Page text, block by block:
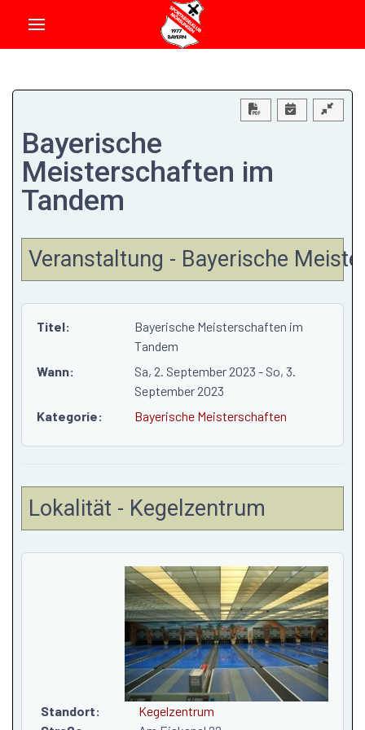
Download PDF
Bayerische
Meisterschaften im
Tandem
Veranstaltung - Bayerische
Titel:
Bayerische Meisterschaften im
Tandem
Wann:
Sa, 2. September 2023 - So, 3.
September 2023
Kategorie:
Bayerische Meisterschaften
Lokalität - Kegelzentrum
Standort:
Kegelzentrum